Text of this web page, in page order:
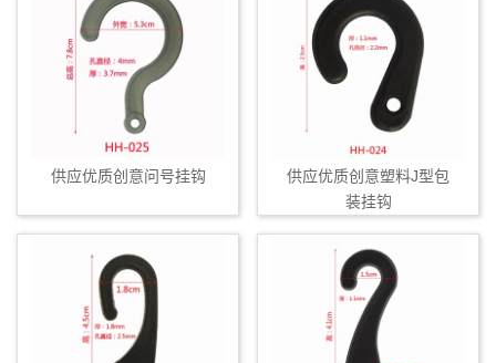
供应优质创意问号挂钩
供应优质创意塑料J型包
装挂钩